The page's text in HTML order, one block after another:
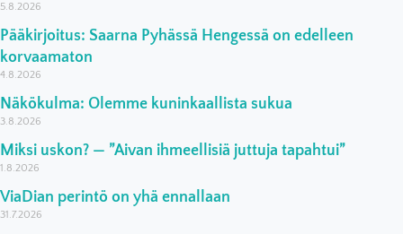
5.8.2026
Pääkirjoitus: Saarna Pyhässä Hengessä on edelleen
korvaamaton
4.8.2026
Näkökulma: Olemme kuninkaallista sukua
3.8.2026
Miksi uskon? — ”Aivan ihmeellisiä juttuja tapahtui”
1.8.2026
ViaDian perintö on yhä ennallaan
31.7.2026